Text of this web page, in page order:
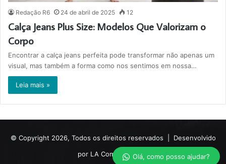
Redação R6 24 de abril de 2025 12
Calça Jeans Plus Size: Modelos Que Valorizam o
Corpo
Encontrar a calça jeans perfeita pode transformar não apenas um
visual, mas também a forma como nos sentimos em nossa…
Leia mais »
© Copyright 2026, Todos os direitos reservados | Desenvolvido
por LA Comunicações.Olá, como posso ajudar?